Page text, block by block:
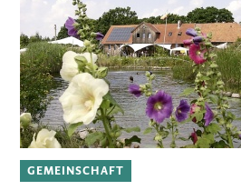
GEMEINSCHAFT